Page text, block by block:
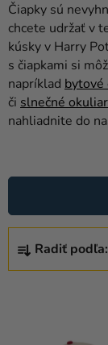
Svadba
Párty
Výzdoba
a
doplnky
kostýmy a
Oblečenie
Pečenie
Čiapky sú
chcete udržať v
kúsky v Harry
s čiapkami si
napríklad bytové
či slnečné
nahliadnite do
A
D
Radiť podľa:
Ý
P
I
S
P